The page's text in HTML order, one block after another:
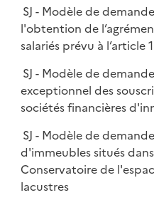
SJ - Modèle de
l'obtention de
salariés prévu à l’article
SJ - Modèle de
exceptionnel des
sociétés financières
SJ - Modèle de
d'immeubles situés
Conservatoire de
lacustres